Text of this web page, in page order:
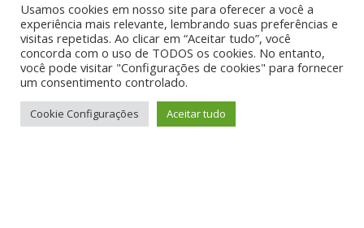
Usamos cookies em nosso site para oferecer a você a
experiência mais relevante, lembrando suas preferências e
visitas repetidas. Ao clicar em “Aceitar tudo”, você
concorda com o uso de TODOS os cookies. No entanto,
você pode visitar "Configurações de cookies" para fornecer
um consentimento controlado.
Cookie Configurações Aceitar tudo